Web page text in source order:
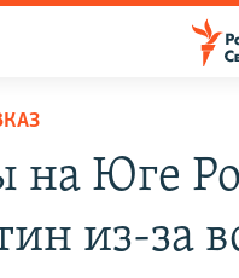
на Юге
из-за